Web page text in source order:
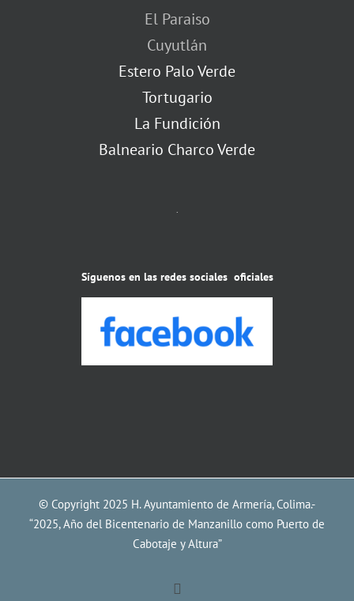
El Paraiso
Cuyutlán
Estero Palo Verde
Tortugario
La Fundición
Balneario Charco Verde
.
Síguenos en las redes sociales oficiales
© Copyright 2025 H. Ayuntamiento de Armería, Colima.-
“2025, Año del Bicentenario de Manzanillo como Puerto de
Cabotaje y Altura”